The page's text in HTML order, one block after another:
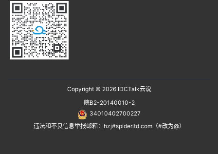
Copyright © 2026IDCTalk云说
皖B2-20140010-2
34010402700227
违法和不良信息举报邮箱：hzj#spiderltd.com（#改为@）